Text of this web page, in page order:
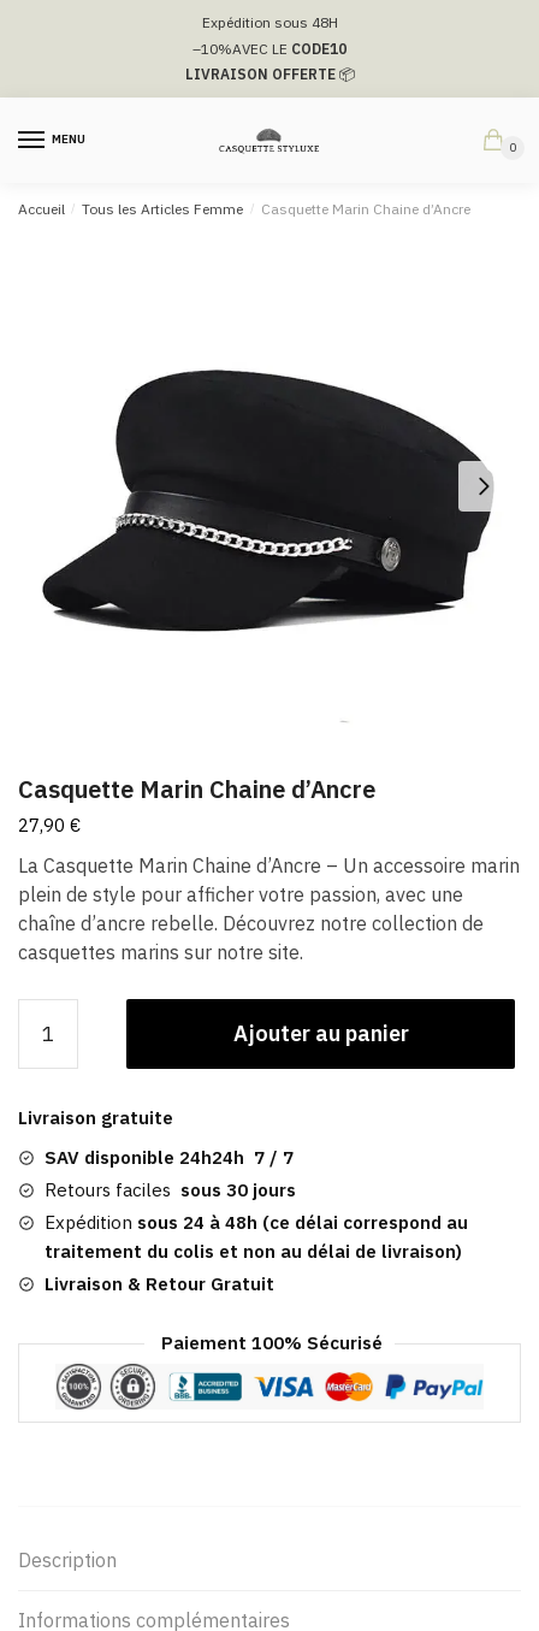
navigation
Expédition sous 48H
–10%AVEC LE CODE10
LIVRAISON OFFERTE📦
MENU
0
Accueil / Tous les Articles Femme / Casquette Marin Chaine d’Ancre
Casquette Marin Chaine d’Ancre
27,90 €
La Casquette Marin Chaine d’Ancre – Un accessoire marin
plein de style pour afficher votre passion, avec une
chaîne d’ancre rebelle. Découvrez notre collection de
casquettes marins sur notre site.
Casquette
d'Ancre
Ajouter au panier
Livraison gratuite
SAV disponible 24h24h 7 / 7
Retours faciles sous 30 jours
Expédition sous 24 à 48h (ce délai correspond au
traitement du colis et non au délai de livraison)
Livraison & Retour Gratuit
Paiement 100% Sécurisé
Description
Informations complémentaires